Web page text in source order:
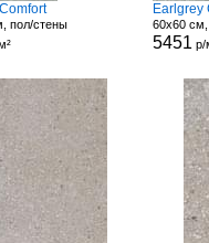
пол/стены
Earlgrey
60x60
5451 р/